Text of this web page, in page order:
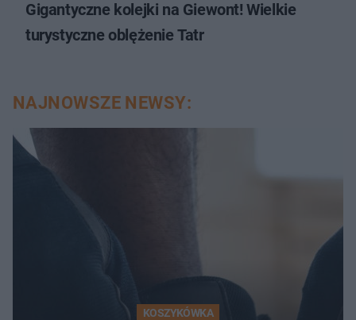
Gigantyczne kolejki na Giewont! Wielkie
turystyczne oblężenie Tatr
NAJNOWSZE NEWSY:
KOSZYKÓWKA